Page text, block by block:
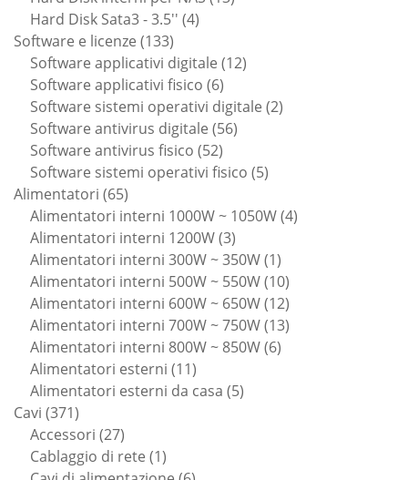
Hard Disk Sata3 - 3.5'' 44
Software e licenze 133133
prodotti
Software applicativi digitale 1212
Software applicativi fisico 66
prodotti
Software sistemi operativi digitale 22
Software antivirus digitale 5656
Software antivirus fisico 5252
prodotti
Software sistemi operativi fisico 55
Alimentatori 6565
prodotti
Alimentatori interni 1000W ~ 1050W 44
Alimentatori interni 1200W 33
prodotti
Alimentatori interni 300W ~ 350W 11
prodotto
Alimentatori interni 500W ~ 550W 1010
prodotti
Alimentatori interni 600W ~ 650W 1212
prodotti
Alimentatori interni 700W ~ 750W 1313
Alimentatori interni 800W ~ 850W 66
Alimentatori esterni 1111
prodotti
Alimentatori esterni da casa 55
Cavi 371371
prodotti
Accessori 2727
prodotti
Cablaggio di rete 11